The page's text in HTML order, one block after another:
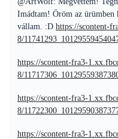
Imádtam! Öröm az ürümben
vállam. :D https://scontent-
8/
https://scontent-fra3-
8/
https://scontent-fra3-
8/
https://scontent-fra3-